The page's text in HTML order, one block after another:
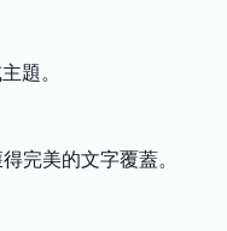
題。
完美的文字覆蓋。